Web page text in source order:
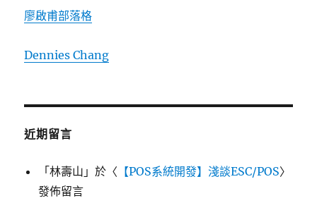
廖啟甫部落格
Dennies Chang
近期留言
「林壽山 」於〈 【POS系統開發】淺談ESC/POS〉
發佈留言